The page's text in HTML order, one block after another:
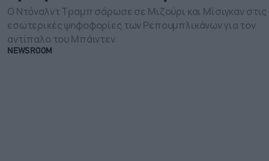
Ο Ντόναλντ Τραμπ σάρωσε σε Μιζούρι και Μίσιγκαν στις
εσωτερικές ψηφοφορίες των Ρεπουμπλικάνων για τον
αντίπαλο του Μπάιντεν
NEWSROOM